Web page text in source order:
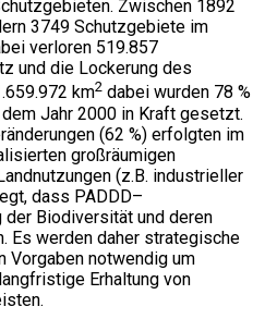
Zwischen 1892
3749 Schutzgebiete im
verloren 519.857
und die Lockerung des
km2 dabei wurden 78 %
Jahr 2000 in Kraft gesetzt.
(62 %) erfolgten im
großräumigen
(z.B. industrieller
dass PADDD–
der Biodiversität und deren
Es werden daher strategische
Vorgaben notwendig um
Erhaltung von